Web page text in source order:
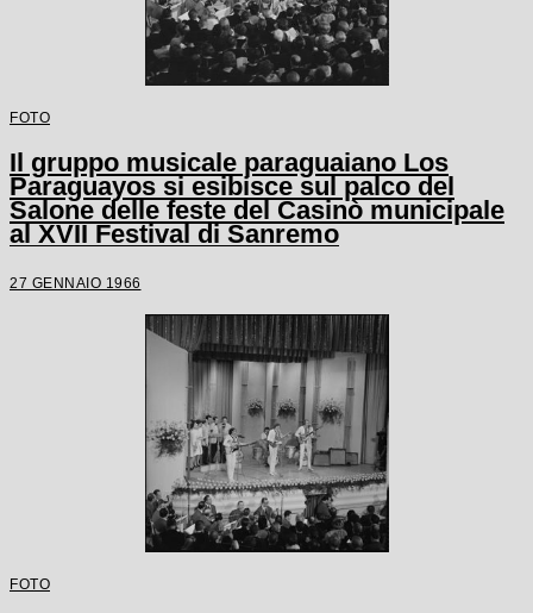
FOTO
Il gruppo musicale paraguaiano Los
Paraguayos si esibisce sul palco del
Salone delle feste del Casinò municipale
al XVII Festival di Sanremo
27 GENNAIO 1966
FOTO